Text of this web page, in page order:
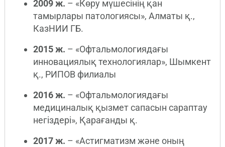
2009 ж. – «Көру мүшесінің қан
тамырлары патологиясы», Алматы қ.,
КазНИИ ГБ.
2015 ж. – «Офтальмологиядағы
инновациялық технологиялар», Шымкент
қ., РИПОВ филиалы
2016 ж. – «Офтальмологиядағы
медициналық қызмет сапасын сараптау
негіздері», Қарағанды қ.
2017 ж. – «Астигматизм және оның